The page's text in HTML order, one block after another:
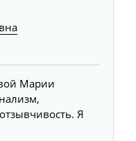
Марии
Я